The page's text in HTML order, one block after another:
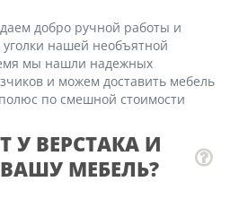
добро ручной работы и
нашей необъятной
мы нашли надежных
и можем доставить мебель
по смешной стоимости
У ВЕРСТАКА И
МЕБЕЛЬ?